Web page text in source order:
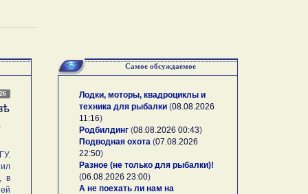
в
Самое обсуждаемое
Лодки, моторы, квадроциклы и
техника для рыбалки(08.08.2026
11:16)
Родбилдинг(08.08.2026 00:43)
Подводная охота(07.08.2026
22:50)
Разное (не только для рыбалки)!
(06.08.2026 23:00)
А не поехать ли нам на